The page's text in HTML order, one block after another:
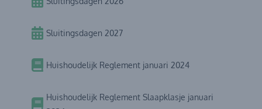
Sluitingsdagen 2027
Huishoudelijk Reglement januari 2024
Huishoudelijk Reglement Slaapklasje januari